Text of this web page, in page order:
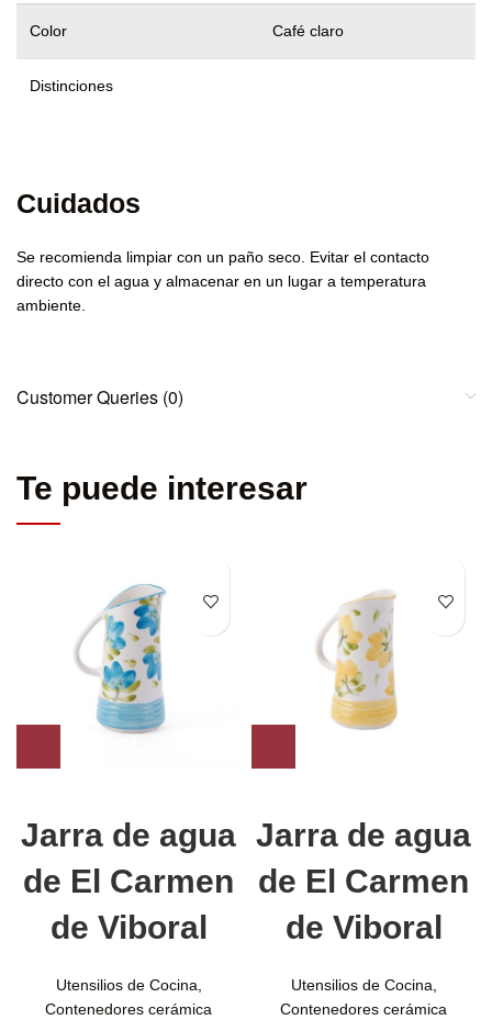
Color Café claro
Distinciones
Cuidados
Se recomienda limpiar con un paño seco. Evitar el contacto
directo con el agua y almacenar en un lugar a temperatura
ambiente.
Customer Queries (0)
Te puede interesar
Jarra de agua
de El Carmen
de Viboral
Utensilios de Cocina,
Contenedores cerámica
Jarra de agua
de El Carmen
de Viboral
Utensilios de Cocina,
Contenedores cerámica